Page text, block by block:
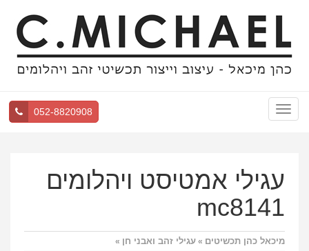
Toggle
navigation
052-8820908
עגילי אמטיסט ויהלומים
mc8141
מיכאל כהן תכשיטים » עגילי זהב ואבני חן »